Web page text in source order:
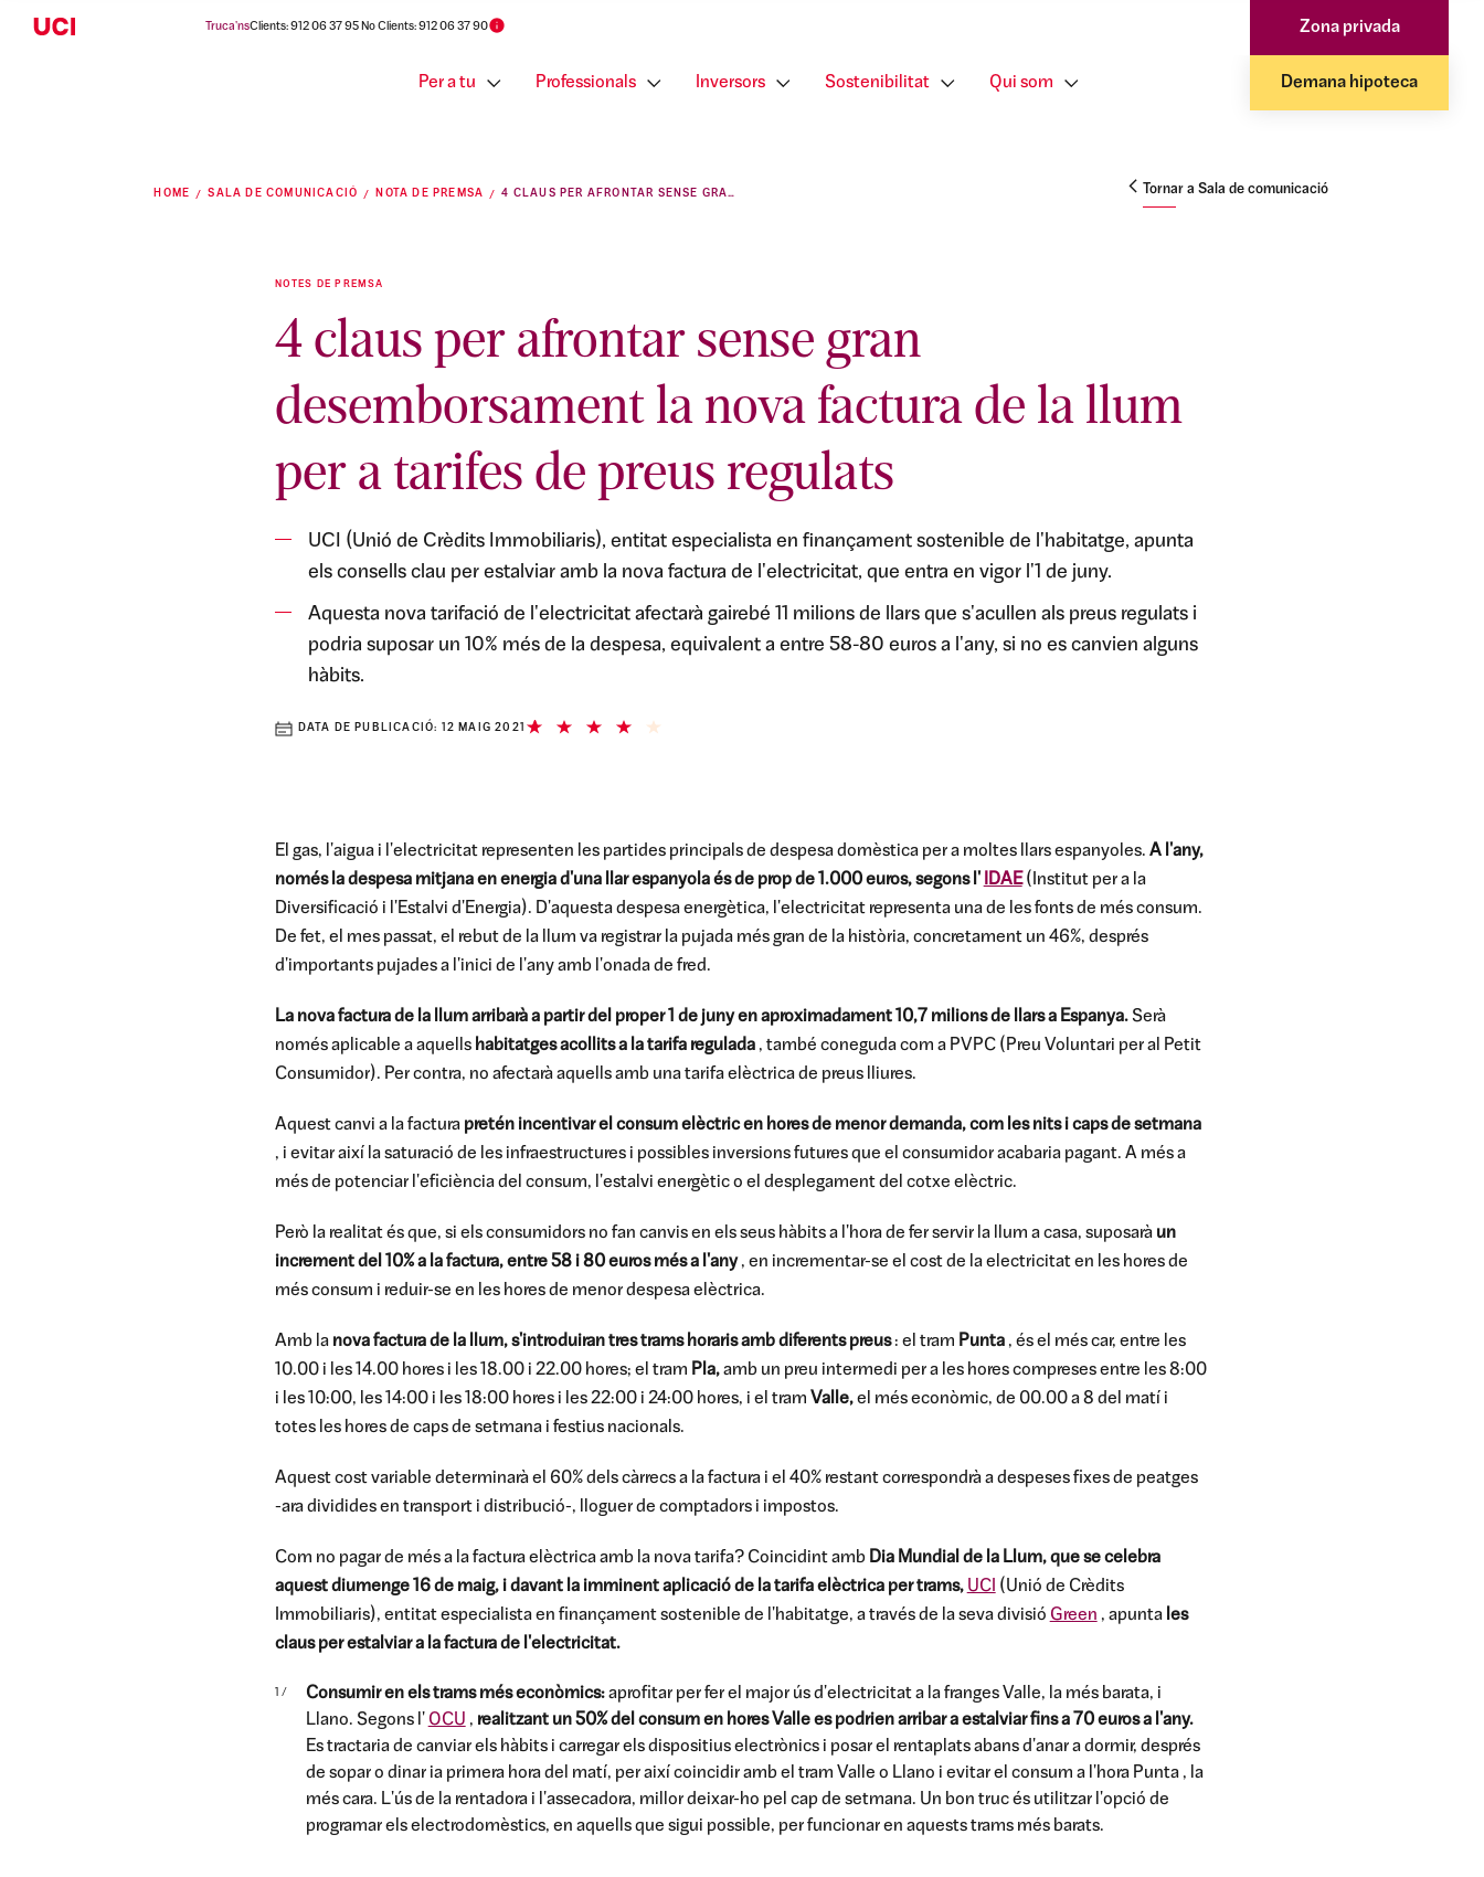
Truca'nsClients: 912 06 37 95 No Clients: 912 06 37 90 Zona privada
Per a tu Professionals Inversors Sostenibilitat Qui som Demana hipoteca
HOME SALA DE COMUNICACIÓ NOTA DE PREMSA 4 CLAUS PER AFRONTAR SENSE GRAN DESEMBORSAMENT LA NOVA FACTURA DE LA LLUM PER A TARIFES DE PREUS REGULATS Tornar a Sala de comunicació
NOTES DE PREMSA
4 claus per afrontar sense gran
desemborsament la nova factura de la llum
per a tarifes de preus regulats
UCI (Unió de Crèdits Immobiliaris), entitat especialista en finançament sostenible de l'habitatge, apunta
els consells clau per estalviar amb la nova factura de l'electricitat, que entra en vigor l'1 de juny.
Aquesta nova tarifació de l'electricitat afectarà gairebé 11 milions de llars que s'acullen als preus regulats i
podria suposar un 10% més de la despesa, equivalent a entre 58-80 euros a l'any, si no es canvien alguns
hàbits.
DATA DE PUBLICACIÓ: 12 MAIG 2021
El gas, l'aigua i l'electricitat representen les partides principals de despesa domèstica per a moltes llars espanyoles. A l'any,
només la despesa mitjana en energia d'una llar espanyola és de prop de 1.000 euros, segons l'
IDAE(Institut per a la
Diversificació i l'Estalvi d'Energia). D'aquesta despesa energètica, l'electricitat representa una de les fonts de més consum.
De fet, el mes passat, el rebut de la llum va registrar la pujada més gran de la història, concretament un 46%, després
d'importants pujades a l'inici de l'any amb l'onada de fred.
La nova factura de la llum arribarà a partir del proper 1 de juny en aproximadament 10,7 milions de llars a Espanya.Serà
només aplicable a aquells habitatges acollits a la tarifa regulada, també coneguda com a PVPC (Preu Voluntari per al Petit
Consumidor). Per contra, no afectarà aquells amb una tarifa elèctrica de preus lliures.
Aquest canvi a la factura pretén incentivar el consum elèctric en hores de menor demanda, com les nits i caps de setmana
, i evitar així la saturació de les infraestructures i possibles inversions futures que el consumidor acabaria pagant. A més a
més de potenciar l'eficiència del consum, l'estalvi energètic o el desplegament del cotxe elèctric.
Però la realitat és que, si els consumidors no fan canvis en els seus hàbits a l'hora de fer servir la llum a casa, suposarà un
increment del 10% a la factura, entre 58 i 80 euros més a l'any, en incrementar-se el cost de la electricitat en les hores de
més consum i reduir-se en les hores de menor despesa elèctrica.
Amb la nova factura de la llum, s'introduiran tres trams horaris amb diferents preus: el tram Punta, és el més car, entre les
10.00 i les 14.00 hores i les 18.00 i 22.00 hores; el tram Pla,amb un preu intermedi per a les hores compreses entre les 8:00
i les 10:00, les 14:00 i les 18:00 hores i les 22:00 i 24:00 hores, i el tram Valle,el més econòmic, de 00.00 a 8 del matí i
totes les hores de caps de setmana i festius nacionals.
Aquest cost variable determinarà el 60% dels càrrecs a la factura i el 40% restant correspondrà a despeses fixes de peatges
-ara dividides en transport i distribució-, lloguer de comptadors i impostos.
Com no pagar de més a la factura elèctrica amb la nova tarifa? Coincidint amb Dia Mundial de la Llum, que se celebra
aquest diumenge 16 de maig, i davant la imminent aplicació de la tarifa elèctrica per trams, UCI (Unió de Crèdits
Immobiliaris), entitat especialista en finançament sostenible de l'habitatge, a través de la seva divisió Green , apunta les
claus per estalviar a la factura de l'electricitat.
Consumir en els trams més econòmics:aprofitar per fer el major ús d'electricitat a la franges Valle, la més barata, i
Llano. Segons l' OCU , realitzant un 50% del consum en hores Valle es podrien arribar a estalviar fins a 70 euros a l'any.
Es tractaria de canviar els hàbits i carregar els dispositius electrònics i posar el rentaplats abans d'anar a dormir, després
de sopar o dinar ia primera hora del matí, per així coincidir amb el tram Valle o Llano i evitar el consum a l'hora Punta , la
més cara. L'ús de la rentadora i l'assecadora, millor deixar-ho pel cap de setmana. Un bon truc és utilitzar l'opció de
programar els electrodomèstics, en aquells que sigui possible, per funcionar en aquests trams més barats.